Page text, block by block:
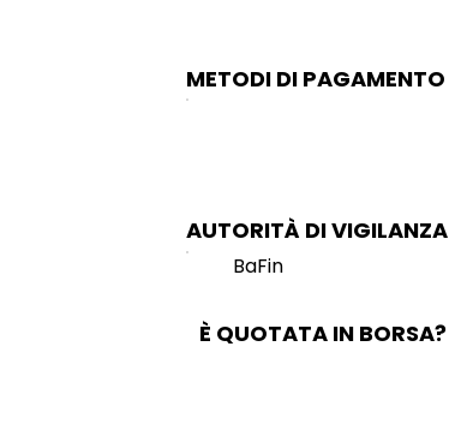
METODI DI PAGAMENTO
AUTORITÀ DI VIGILANZA
BaFin
È QUOTATA IN BORSA?